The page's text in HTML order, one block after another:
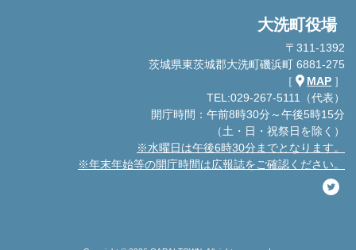
大洗町役場
〒311-1392
茨城県東茨城郡大洗町磯浜町 6881-275
［
MAP ］
TEL:029-267-5111（代表）
開庁時間：午前8時30分～午後5時15分
（土・日・祝祭日を除く）
※水曜日は午後6時30分までとなります。
※年末年始等の開庁時間は広報誌をご確認ください。